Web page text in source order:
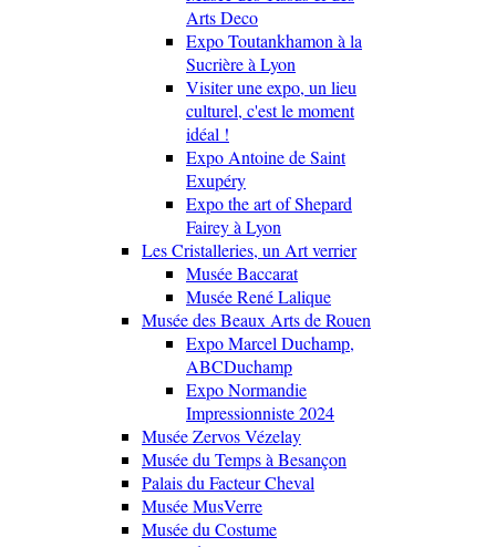
Arts Deco
Expo Toutankhamon à la
Sucrière à Lyon
Visiter une expo, un lieu
culturel, c'est le moment
idéal !
Expo Antoine de Saint
Exupéry
Expo the art of Shepard
Fairey à Lyon
Les Cristalleries, un Art verrier
Musée Baccarat
Musée René Lalique
Musée des Beaux Arts de Rouen
Expo Marcel Duchamp,
ABCDuchamp
Expo Normandie
Impressionniste 2024
Musée Zervos Vézelay
Musée du Temps à Besançon
Palais du Facteur Cheval
Musée MusVerre
Musée du Costume